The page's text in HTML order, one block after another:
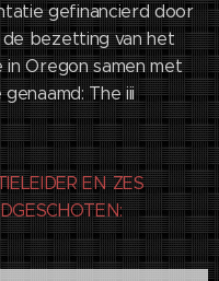
gefinancierd door
bezetting van het
in Oregon samen met
The iii
EN ZES